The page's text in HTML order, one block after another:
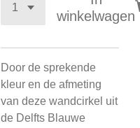
winkelwagen
Door de sprekende
kleur en de afmeting
van deze wandcirkel uit
de Delfts Blauwe